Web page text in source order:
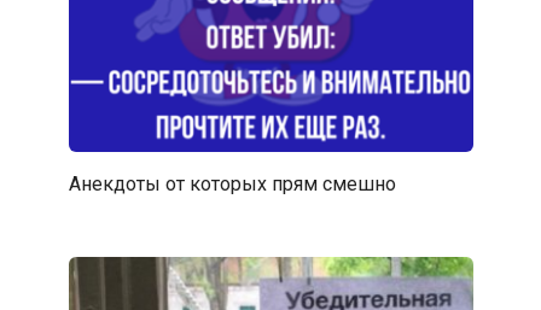
Анекдоты от которых прям смешно